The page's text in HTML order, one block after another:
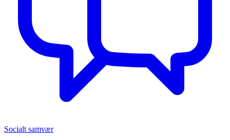
Socialt samvær